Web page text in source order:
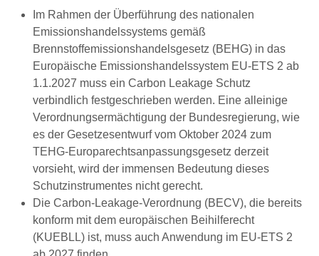
Im Rahmen der Überführung des nationalen
Emissionshandelssystems gemäß
Brennstoffemissionshandelsgesetz (BEHG) in das
Europäische Emissionshandelssystem EU-ETS 2 ab
1.1.2027 muss ein Carbon Leakage Schutz
verbindlich festgeschrieben werden. Eine alleinige
Verordnungsermächtigung der Bundesregierung, wie
es der Gesetzesentwurf vom Oktober 2024 zum
TEHG-Europarechtsanpassungsgesetz derzeit
vorsieht, wird der immensen Bedeutung dieses
Schutzinstrumentes nicht gerecht.
Die Carbon-Leakage-Verordnung (BECV), die bereits
konform mit dem europäischen Beihilferecht
(KUEBLL) ist, muss auch Anwendung im EU-ETS 2